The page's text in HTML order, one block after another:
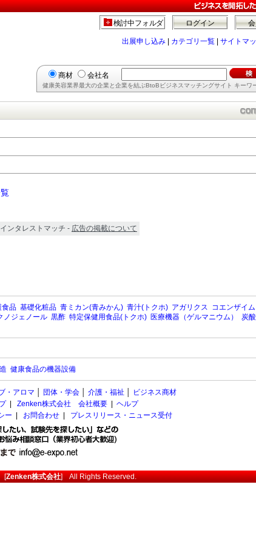
ログイン
検討中フォルダ
出展申し込み カテゴリ一覧 サイトマ
商材 会社名
健康美容業界最大の企業と企業を結ぶBtoBビジネスマッチングサイト キーワ
インタレストマッチ - 広告の掲載について
食品 基礎化粧品 青ミカン(青みかん) 青汁(トクホ) アガリクス コエンザイム
ノジェノール 黒酢 特定保健用食品(トクホ) 医療機器（ゲルマニウム） 炭
健康食品の機器設備
・アロマ 団体・学会 介護・福祉
ビジネス商材
| Zenken株式会社 会社概要
ヘルプ
ー お問合わせ プレスリリース・ニュース受付
Zenken株式会社] All Rights Reserved.